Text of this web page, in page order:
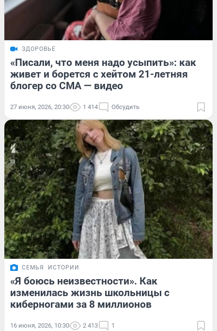
ЗДОРОВЬЕ
«Писали, что меня надо усыпить»: как
живет и борется с хейтом 21-летняя
блогер со СМА — видео
27 июня, 2026, 20:30 1 414 Обсудить
СЕМЬЯ ИСТОРИИ
«Я боюсь неизвестности». Как
изменилась жизнь школьницы с
киберногами за 8 миллионов
16 июня, 2026, 10:30 2 413 1